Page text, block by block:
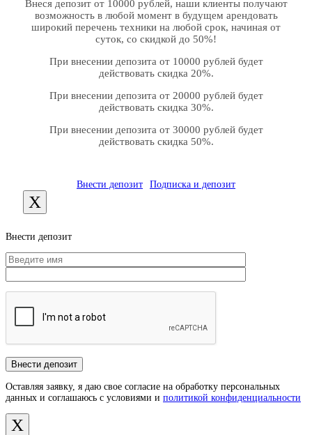
Внеся депозит от 10000 рублей, наши клиенты получают
возможность в любой момент в будущем арендовать
широкий перечень техники на любой срок, начиная от
суток, со скидкой до 50%!
При внесении депозита от 10000 рублей будет
действовать скидка 20%.
При внесении депозита от 20000 рублей будет
действовать скидка 30%.
При внесении депозита от 30000 рублей будет
действовать скидка 50%.
Внести депозит Подписка и депозит
X
Внести депозит
Оставляя заявку, я даю свое согласие на обработку персональных
данных и соглашаюсь с условиями и политикой конфиденциальности
X